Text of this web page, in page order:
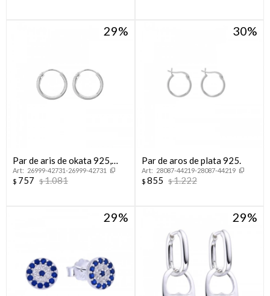
29
Par de aris de okata 925,
PORTEÑOS.
26999-42731-26999-42731
$ 757 $1.081
30
Par de aros de plata 925.
28087-44219-28087-44219
$ 855 $1.222
29 29